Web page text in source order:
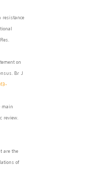
resistance
on
Br J
main
review.
are the
of